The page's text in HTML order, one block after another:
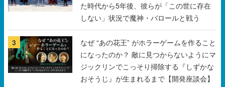
た時代から5年後、彼らが「この世に存在
しない」状況で魔神・バロールと戦う
3
なぜ “あの花王” がホラーゲームを作ること
になったのか？ 敵に見つからないようにマ
ジックリンでこっそり掃除する『しずかな
おそうじ』が生まれるまで【開発座談会】